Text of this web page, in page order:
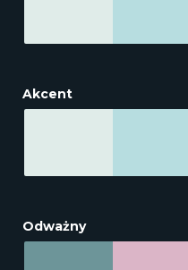
Akcent
Odważny